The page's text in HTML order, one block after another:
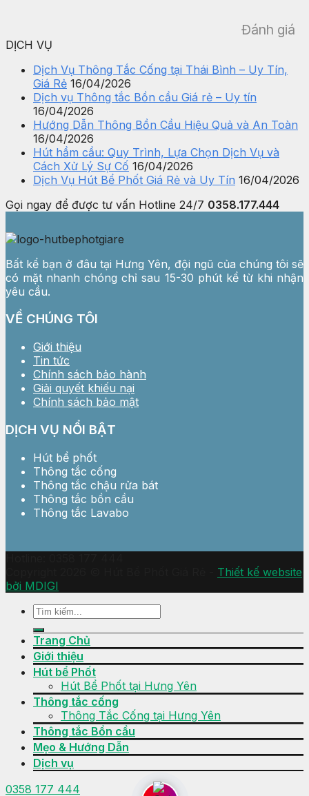
Đánh giá
DỊCH VỤ
Dịch Vụ Thông Tắc Cống tại Thái Bình – Uy Tín,
Giá Rẻ 16/04/2026
Dịch vụ Thông tắc Bồn cầu Giá rẻ – Uy tín
16/04/2026
Hướng Dẫn Thông Bồn Cầu Hiệu Quả và An Toàn
16/04/2026
Hút hầm cầu: Quy Trình, Lựa Chọn Dịch Vụ và
Cách Xử Lý Sự Cố 16/04/2026
Dịch Vụ Hút Bể Phốt Giá Rẻ và Uy Tín 16/04/2026
Gọi ngay để được tư vấn Hotline 24/7 0358.177.444
Bất kể bạn ở đâu tại Hưng Yên, đội ngũ của chúng tôi sẽ
có mặt nhanh chóng chỉ sau 15-30 phút kể từ khi nhận
yêu cầu.
VỀ CHÚNG TÔI
Giới thiệu
Tin tức
Chính sách bảo hành
Giải quyết khiếu nại
Chính sách bảo mật
DỊCH VỤ NỔI BẬT
Hút bể phốt
Thông tắc cống
Thông tắc chậu rửa bát
Thông tắc bồn cầu
Thông tắc Lavabo
Thiết kế website
bởi MDIGI
Trang Chủ
Giới thiệu
Hút bể Phốt
Hút Bể Phốt tại Hưng Yên
Thông tắc cống
Thông Tắc Cống tại Hưng Yên
Thông tắc Bồn cầu
Mẹo & Hướng Dẫn
Dịch vụ
0358 177 444